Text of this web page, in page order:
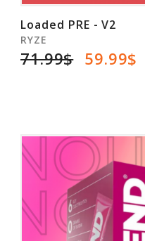
Loaded PRE - V2
RYZE
71.99$ 59.99$